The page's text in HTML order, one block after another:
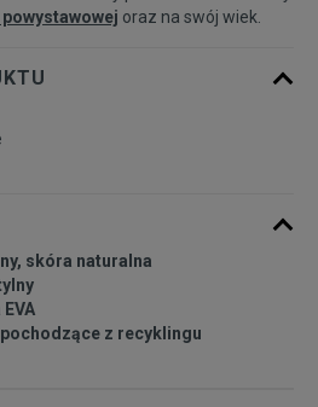
Powiadom o dostępności
Powiadom o dostępności
oraz na swój wiek.
skóra naturalna
z recyklingu